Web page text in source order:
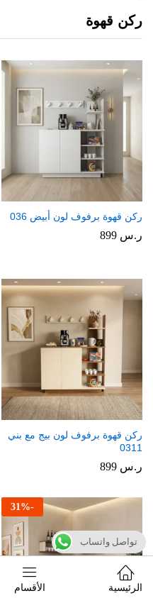
ركن قهوة
ركن قهوة برفوف لون أبيض 036
ر.س
ركن قهوة برفوف لون بيج مع بني
0311
ر.س
-
31 %
الرئيسية الأقسام
تواصل واتساب